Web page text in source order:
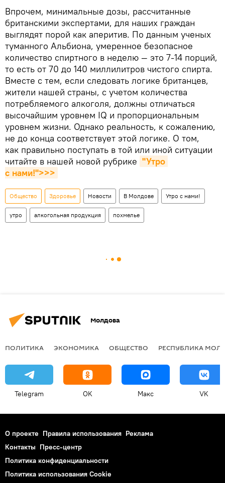
Впрочем, минимальные дозы, рассчитанные
британскими экспертами, для наших граждан
выглядят порой как аперитив. По данным ученых
туманного Альбиона, умеренное безопасное
количество спиртного в неделю — это 7-14 порций,
то есть от 70 до 140 миллилитров чистого спирта.
Вместе с тем, если следовать логике британцев,
жители нашей страны, с учетом количества
потребляемого алкоголя, должны отличаться
высочайшим уровнем IQ и пропорциональным
уровнем жизни. Однако реальность, к сожалению,
не до конца соответствует этой логике. О том,
как правильно поступать в той или иной ситуации
читайте в нашей новой рубрике "Утро
с нами!">>>
Общество Здоровье Новости В Молдове Утро с нами!
утро алкогольная продукция похмелье
Молдова
ПОЛИТИКА ЭКОНОМИКА ОБЩЕСТВО РЕСПУБЛИКА
Telegram OK Макс VK
О проекте Правила использования Реклама
Контакты Пресс-центр
Политика конфиденциальности
Политика использования Cookie